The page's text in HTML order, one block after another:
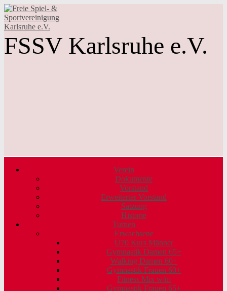
FSSV Karlsruhe e.V.
Verein
Dokumente
Vorstand
Erweiterter Vorstand
Satzung
Historie
Turnen
Erwachsene
Ü70 Kurs Männer
Gymnastik Damen 65+
Walking Damen 60+
Gymnastik Frauen 60+
Fitness Mix w/m
Gymnastik Frauen 65+